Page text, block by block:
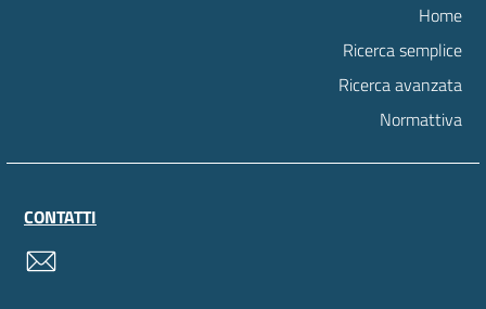
Home
Ricerca semplice
Ricerca avanzata
Normattiva
CONTATTI